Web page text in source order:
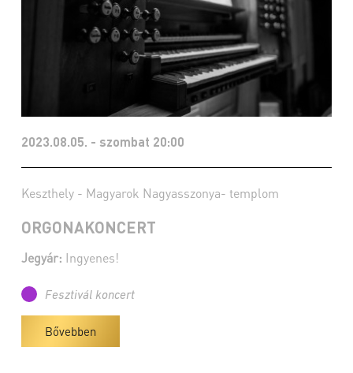
2023.08.05. - szombat 20:00
Keszthely - Magyarok Nagyasszonya- templom
ORGONAKONCERT
Jegyár: Ingyenes!
Fesztivál koncert
Bővebben